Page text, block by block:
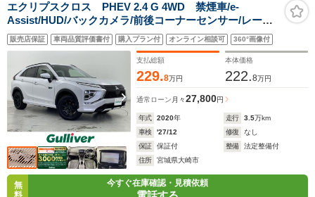
エクリプスクロス PHEV 2.4 G 4WD 禁煙車/e-
Assist/HUD/バックカメラ/前後コーナーセンサー/レーダ
ークルーズコントロール/社外ナビ/100V充電/ETC/アイド
リングストップ/パワーシート/シートヒーター/ルーフレー
ル/社外デジタルインナーミラー
販売店保証 車両品質評価書付 購入プラン付 オンライン相談可 360°画像付
支払総額
229.8万円
本体価格
222.8万円
通常ローン 月々27,800円
年式 2020年 走行 3.5万km
車検
'27/12 修復
なし
保証
保証付 整備
法定整備付
住所
宮城県大崎市
無
料
今すぐ在庫確認・見積依頼